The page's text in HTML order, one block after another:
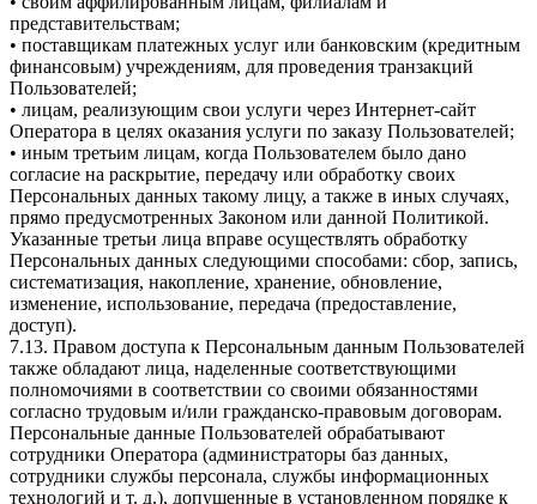
представительствам;
• поставщикам платежных услуг или банковским (кредитным
финансовым) учреждениям, для проведения транзакций
Пользователей;
• лицам, реализующим свои услуги через Интернет-сайт
Оператора в целях оказания услуги по заказу Пользователей;
• иным третьим лицам, когда Пользователем было дано
согласие на раскрытие, передачу или обработку своих
Персональных данных такому лицу, а также в иных случаях,
прямо предусмотренных Законом или данной Политикой.
Указанные третьи лица вправе осуществлять обработку
Персональных данных следующими способами: сбор, запись,
систематизация, накопление, хранение, обновление,
изменение, использование, передача (предоставление,
доступ).
7.13. Правом доступа к Персональным данным Пользователей
также обладают лица, наделенные соответствующими
полномочиями в соответствии со своими обязанностями
согласно трудовым и/или гражданско-правовым договорам.
Персональные данные Пользователей обрабатывают
сотрудники Оператора (администраторы баз данных,
сотрудники службы персонала, службы информационных
технологий и т. д.), допущенные в установленном порядке к